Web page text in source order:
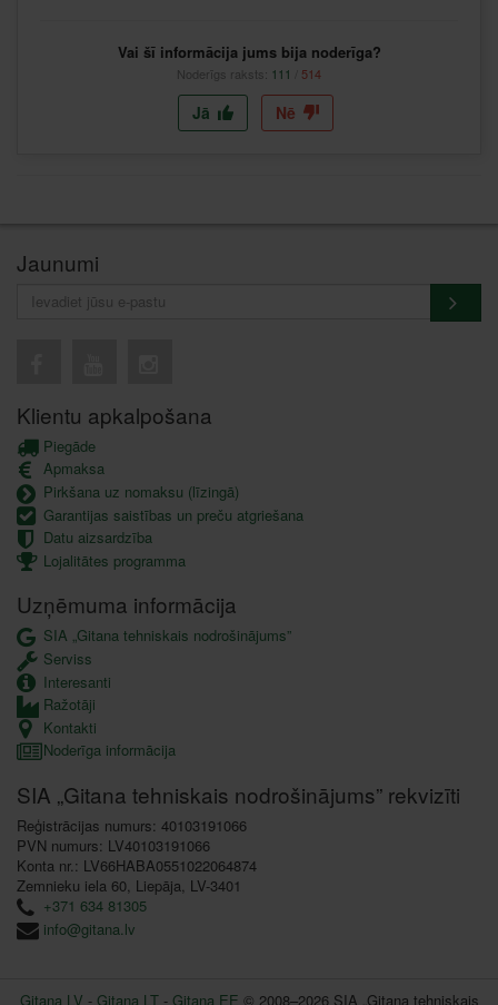
Vai šī informācija jums bija noderīga?
Noderīgs raksts: 111 514
Jā Nē
Jaunumi
Klientu apkalpošana
Piegāde
Apmaksa
Pirkšana uz nomaksu (līzingā)
Garantijas saistības un preču atgriešana
Datu aizsardzība
Lojalitātes programma
Uzņēmuma informācija
SIA „Gitana tehniskais nodrošinājums”
Serviss
Interesanti
Ražotāji
Kontakti
Noderīga informācija
SIA „Gitana tehniskais nodrošinājums” rekvizīti
Reģistrācijas numurs: 40103191066
PVN numurs: LV40103191066
Konta nr.: LV66HABA0551022064874
Zemnieku iela 60, Liepāja, LV-3401
+371 634 81305
info@gitana.lv
Gitana LV - Gitana LT- Gitana EE © 2008–2026 SIA „Gitana tehniskais